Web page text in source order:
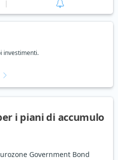
investimenti.
i piani di accumulo
Government Bond